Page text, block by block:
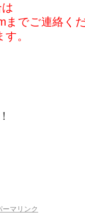
までご連絡く
。
ーマリンク